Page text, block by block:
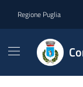
Regione Puglia